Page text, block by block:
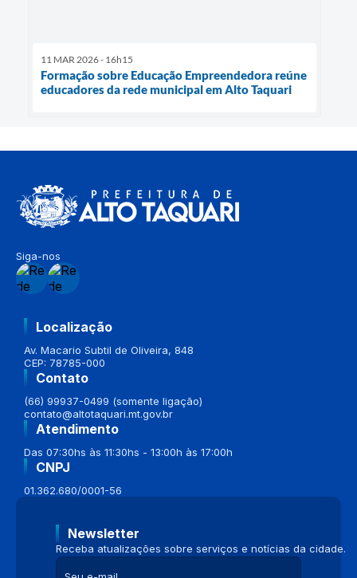
11 MAR 2026 - 16h15
Formação sobre Educação Empreendedora reúne
educadores da rede municipal em Alto Taquari
Siga-nos
Localização
Av. Macario Subtil de Oliveira, 848
CEP: 78785-000
Contato
(66) 99937-0499 (somente ligação)
contato@altotaquari.mt.gov.br
Atendimento
Das 07:30hs às 11:30hs - 13:00h às 17:00h
CNPJ
01.362.680/0001-56
Newsletter
Receba atualizações sobre serviços e notícias da cidade.